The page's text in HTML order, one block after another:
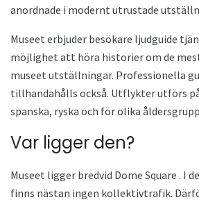
anordnade i modernt utrustade
Museet erbjuder besökare ljudguide
möjlighet att höra historier om de
museet utställningar. Professionella
tillhandahålls också. Utflykter utförs
spanska, ryska och för olika
Var ligger den?
Museet ligger bredvid Dome Square . I
finns nästan ingen kollektivtrafik.